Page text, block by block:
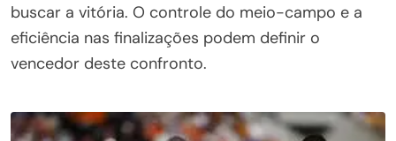
buscar a vitória. O controle do meio-campo e a
eficiência nas finalizações podem definir o
vencedor deste confronto.